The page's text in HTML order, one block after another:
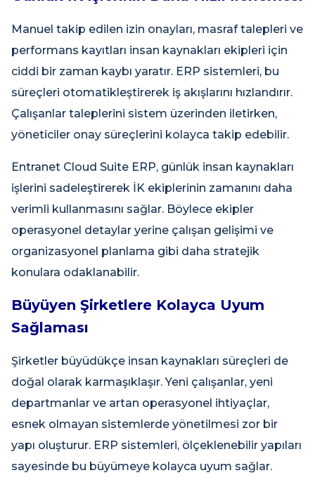
Manuel takip edilen izin onayları, masraf talepleri ve
performans kayıtları insan kaynakları ekipleri için
ciddi bir zaman kaybı yaratır. ERP sistemleri, bu
süreçleri otomatikleştirerek iş akışlarını hızlandırır.
Çalışanlar taleplerini sistem üzerinden iletirken,
yöneticiler onay süreçlerini kolayca takip edebilir.
Entranet Cloud Suite ERP, günlük insan kaynakları
işlerini sadeleştirerek İK ekiplerinin zamanını daha
verimli kullanmasını sağlar. Böylece ekipler
operasyonel detaylar yerine çalışan gelişimi ve
organizasyonel planlama gibi daha stratejik
konulara odaklanabilir.
Büyüyen Şirketlere Kolayca Uyum
Sağlaması
Şirketler büyüdükçe insan kaynakları süreçleri de
doğal olarak karmaşıklaşır. Yeni çalışanlar, yeni
departmanlar ve artan operasyonel ihtiyaçlar,
esnek olmayan sistemlerde yönetilmesi zor bir
yapı oluşturur. ERP sistemleri, ölçeklenebilir yapıları
sayesinde bu büyümeye kolayca uyum sağlar.